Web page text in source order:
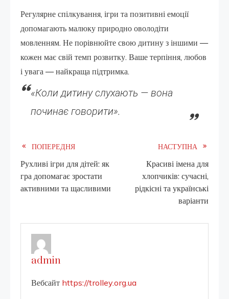
Регулярне спілкування, ігри та позитивні емоції
допомагають малюку природно оволодіти
мовленням. Не порівнюйте свою дитину з іншими —
кожен має свій темп розвитку. Ваше терпіння, любов
і увага — найкраща підтримка.
«Коли дитину слухають — вона
починає говорити».
Read
more
articles
ПОПЕРЕДНЯ
Рухливі ігри для дітей: як
гра допомагає зростати
активними та щасливими
НАСТУПНА
Красиві імена для
хлопчиків: сучасні,
рідкісні та українські
варіанти
admin
Вебсайт https://trolley.org.ua